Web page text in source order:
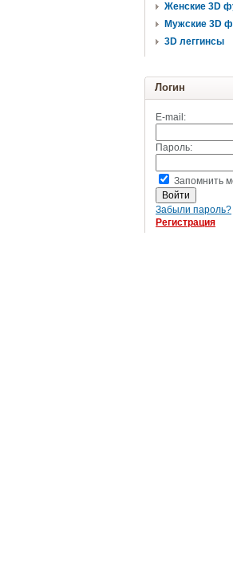
Женские 3D
Мужские 3D
3D леггинсы
Логин
E-mail:
Пароль:
Запомнить
Забыли пароль?
Регистрация